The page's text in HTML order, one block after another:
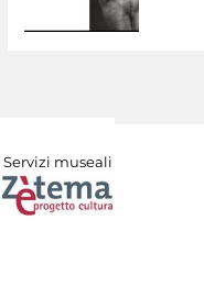
Servizi museali